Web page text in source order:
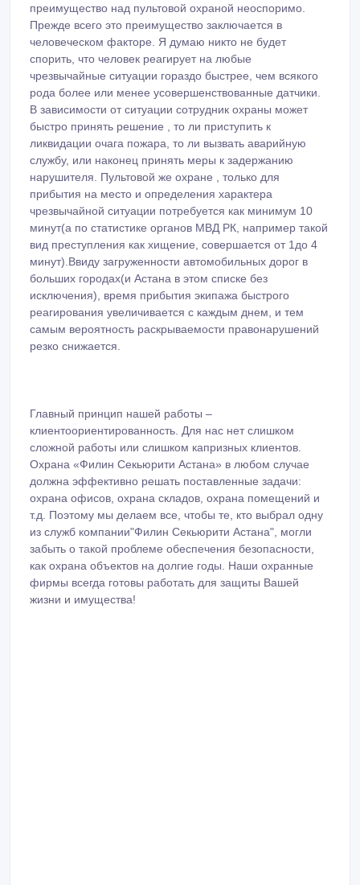
преимущество над пультовой охраной неоспоримо.
Прежде всего это преимущество заключается в
человеческом факторе. Я думаю никто не будет
спорить, что человек реагирует на любые
чрезвычайные ситуации гораздо быстрее, чем всякого
рода более или менее усовершенствованные датчики.
В зависимости от ситуации сотрудник охраны может
быстро принять решение , то ли приступить к
ликвидации очага пожара, то ли вызвать аварийную
службу, или наконец принять меры к задержанию
нарушителя. Пультовой же охране , только для
прибытия на место и определения характера
чрезвычайной ситуации потребуется как минимум 10
минут(а по статистике органов МВД РК, например такой
вид преступления как хищение, совершается от 1до 4
минут).Ввиду загруженности автомобильных дорог в
больших городах(и Астана в этом списке без
исключения), время прибытия экипажа быстрого
реагирования увеличивается с каждым днем, и тем
самым вероятность раскрываемости правонарушений
резко снижается.
Главный принцип нашей работы –
клиентоориентированность. Для нас нет слишком
сложной работы или слишком капризных клиентов.
Охрана «Филин Секьюрити Астана» в любом случае
должна эффективно решать поставленные задачи:
охрана офисов, охрана складов, охрана помещений и
т.д. Поэтому мы делаем все, чтобы те, кто выбрал одну
из служб компании"Филин Секьюрити Астана", могли
забыть о такой проблеме обеспечения безопасности,
как охрана объектов на долгие годы. Наши охранные
фирмы всегда готовы работать для защиты Вашей
жизни и имущества!